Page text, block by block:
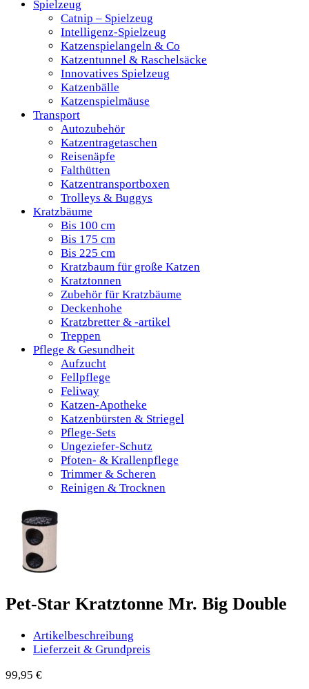
Spielzeug
Catnip – Spielzeug
Intelligenz-Spielzeug
Katzenspielangeln & Co
Katzentunnel & Raschelsäcke
Innovatives Spielzeug
Katzenbälle
Katzenspielmäuse
Transport
Autozubehör
Katzentragetaschen
Reisenäpfe
Falthütten
Katzentransportboxen
Trolleys & Buggys
Kratzbäume
Bis 100 cm
Bis 175 cm
Bis 225 cm
Kratzbaum für große Katzen
Kratztonnen
Zubehör für Kratzbäume
Deckenhohe
Kratzbretter & -artikel
Treppen
Pflege & Gesundheit
Aufzucht
Fellpflege
Feliway
Katzen-Apotheke
Katzenbürsten & Striegel
Pflege-Sets
Ungeziefer-Schutz
Pfoten- & Krallenpflege
Trimmer & Scheren
Reinigen & Trocknen
Pet-Star Kratztonne Mr. Big Double
Artikelbeschreibung
Lieferzeit & Grundpreis
99,95 €